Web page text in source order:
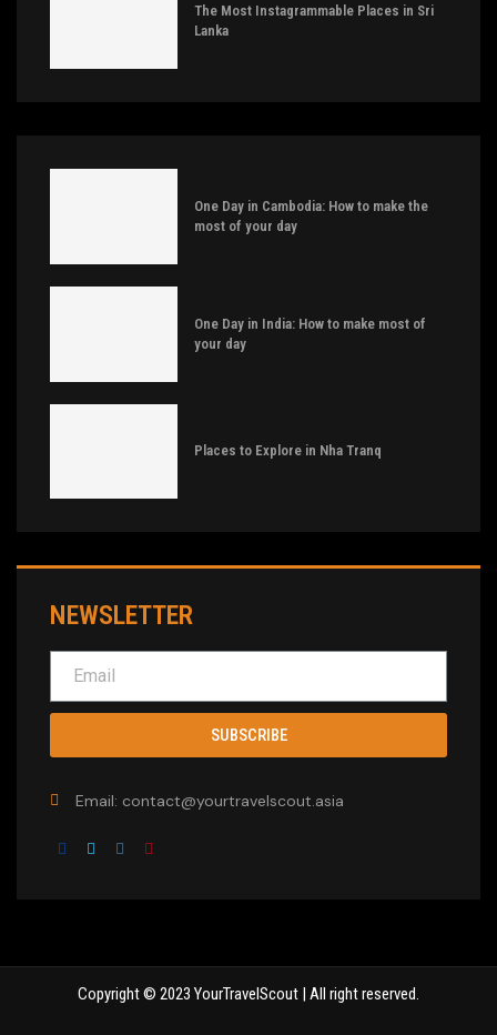
The Most Instagrammable Places in Sri
Lanka
One Day in Cambodia: How to make the
most of your day
One Day in India: How to make most of
your day
Places to Explore in Nha Tranq
NEWSLETTER
SUBSCRIBE
Email: contact@yourtravelscout.asia
Copyright © 2023 YourTravelScout | All right reserved.